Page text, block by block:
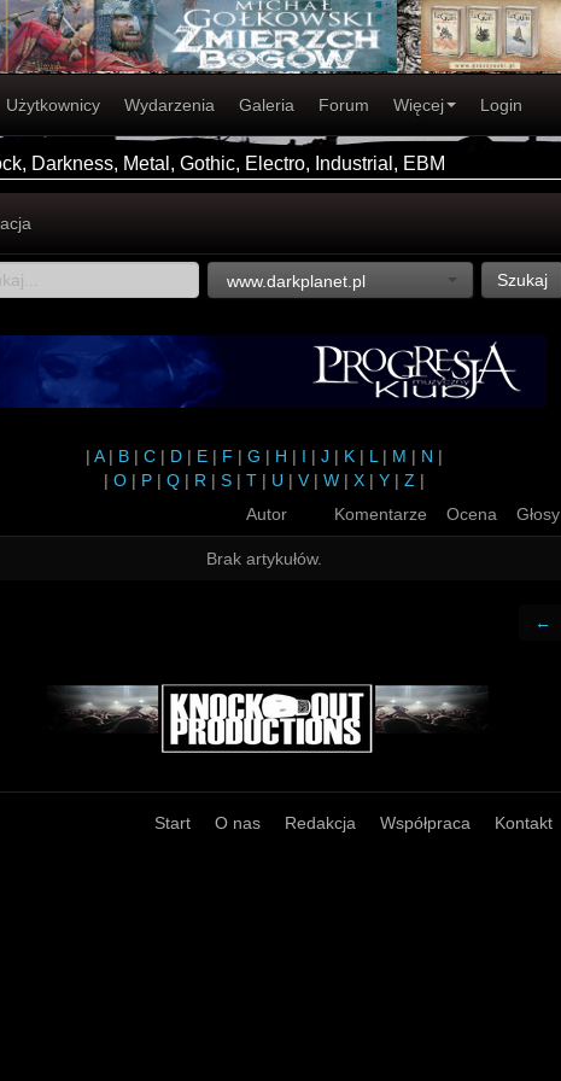
Użytkownicy Wydarzenia Galeria Forum Więcej Login
Darkness, Metal, Gothic, Electro, Industrial, EBM
www.darkplanet.pl Szukaj
| A| B | C | D | E | F | G | H | I | J | K | L | M | N |
| O | P | Q | R | S | T | U | V | W | X | Y | Z |
Autor Komentarze Ocena Głosy
Brak artykułów.
←
Start O nas Redakcja Współpraca Kontakt